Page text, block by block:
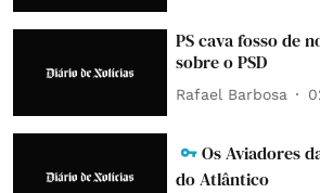
PS cava fosso de
sobre o PSD
Rafael Barbosa
Os Aviadores
do Atlântico